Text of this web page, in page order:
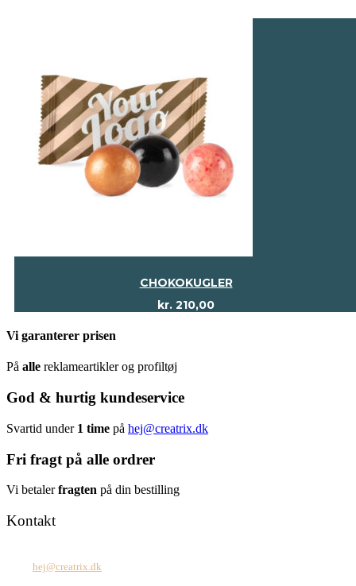
CHOKOKUGLER
kr. 210,00
Vi garanterer prisen
På alle reklameartikler og profiltøj
God & hurtig kundeservice
Svartid under 1 time på hej@creatrix.dk
Fri fragt på alle ordrer
Vi betalerfragten på din bestilling
Kontakt
hej@creatrix.dk